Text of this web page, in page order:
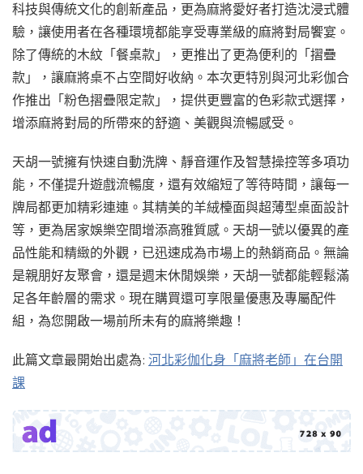
科技與傳統文化的創新產品，更為麻將愛好者打造沈浸式體
驗，讓使用者在各種環境都能享受專業級的麻將對局饗宴。
除了傳統的木紋「餐桌款」，更推出了更為便利的「摺疊
款」，讓麻將桌不占空間好收納。本次更特別與河北彩伽合
作推出「粉色摺疊限定款」，提供更豐富的色彩款式選擇，
增添麻將對局的所帶來的舒適、美觀與流暢感受。
天胡一號擁有快速自動洗牌、靜音運作及智慧操控等多項功
能，不僅提升遊戲流暢度，還有效縮短了等待時間，讓每一
牌局都更加精彩連連。其精美的羊絨檯面與超薄型桌面設計
等，更為居家娛樂空間增添高雅質感。天胡一號以優異的產
品性能和精緻的外觀，已迅速成為市場上的熱銷商品。無論
是親朋好友聚會，還是週末休閒娛樂，天胡一號都能輕鬆滿
足各年齡層的需求。現在購買還可享限量優惠及專屬配件
組，為您開啟一場前所未有的麻將樂趣！
此篇文章最開始出處為: 河北彩伽化身「麻將老師」在台開
課